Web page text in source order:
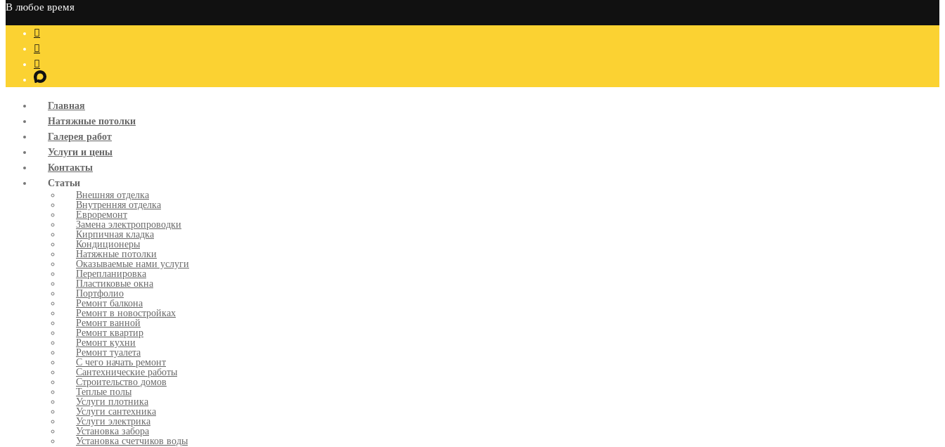
В любое время
Главная
Натяжные потолки
Галерея работ
Услуги и цены
Контакты
Статьи
Внешняя отделка
Внутренняя отделка
Евроремонт
Замена электропроводки
Кирпичная кладка
Кондиционеры
Натяжные потолки
Оказываемые нами услуги
Перепланировка
Пластиковые окна
Портфолио
Ремонт балкона
Ремонт в новостройках
Ремонт ванной
Ремонт квартир
Ремонт кухни
Ремонт туалета
С чего начать ремонт
Сантехнические работы
Строительство домов
Теплые полы
Услуги плотника
Услуги сантехника
Услуги электрика
Установка забора
Установка счетчиков воды